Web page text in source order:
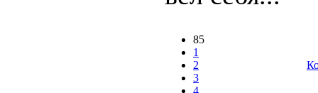
85
1
2
3
4